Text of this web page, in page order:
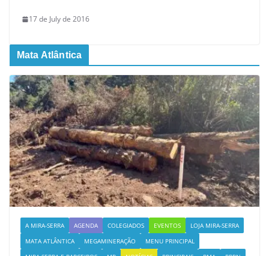
17 de July de 2016
Mata Atlântica
A MIRA-SERRA AGENDA COLEGIADOS EVENTOS
LOJA MIRA-SERRA
MATA ATLÂNTICA
MEGAMINERAÇÃO
MENU PRINCIPAL